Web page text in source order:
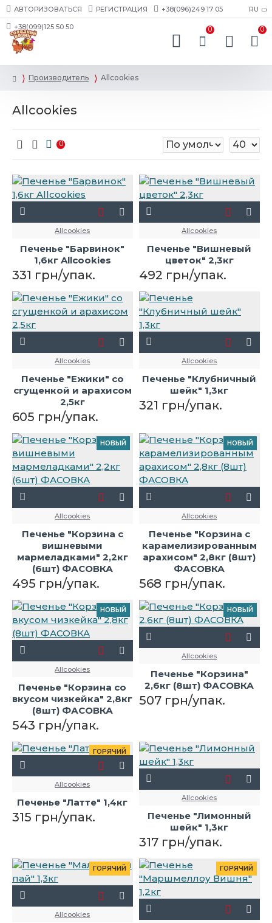
АВТОРИЗОВАТЬСЯ РЕГИСТРАЦИЯ +38(096)249 17 05
+38(099)125 50 50
RU
0 0
Производитель Allcookies
Allcookies
0
Allcookies
Печенье "Барвинок"
1,6кг Allcookies
331 грн/упак.
Allcookies
Печенье "Вишневый
цветок" 2,3кг
492 грн/упак.
Allcookies
Печенье "Ежики" со
сгущенкой и арахисом
2,5кг
605 грн/упак.
Allcookies
Печенье "Клубничный
шейк" 1,3кг
321 грн/упак.
НОВЫЙ
Allcookies
Печенье "Корзина с
вишневыми
мармеладками" 2,2кг
(6шт) ФАСОВКА
495 грн/упак.
НОВЫЙ
Allcookies
Печенье "Корзина с
карамелизированным
арахисом" 2,8кг (8шт)
ФАСОВКА
568 грн/упак.
НОВЫЙ
Allcookies
Печенье "Корзина со
вкусом чизкейка" 2,8кг
(8шт) ФАСОВКА
543 грн/упак.
НОВЫЙ
Allcookies
Печенье "Корзина"
2,6кг (8шт) ФАСОВКА
507 грн/упак.
ГОРЯЧИЙ
Allcookies
Печенье "Латте" 1,4кг
315 грн/упак.
Allcookies
Печенье "Лимонный
шейк" 1,3кг
317 грн/упак.
ГОРЯЧИЙ
Allcookies
ГОРЯЧИЙ